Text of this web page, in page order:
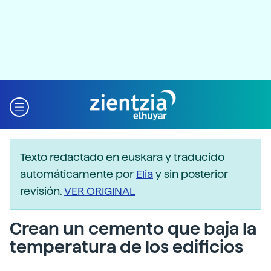
Texto redactado en euskara y traducido
automáticamente porEliay sin posterior
revisión.VER ORIGINAL
Crean un cemento que baja la
temperatura de los edificios